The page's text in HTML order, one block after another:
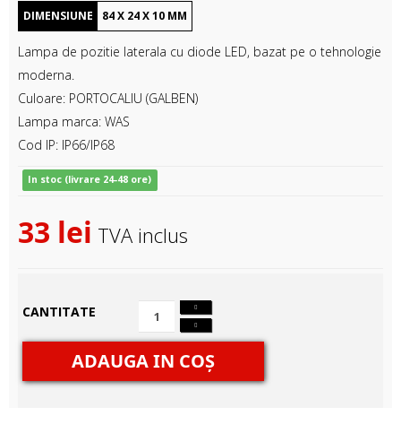
DIMENSIUNE 84X 24X10 MM
Lampa de pozitie laterala cu diode LED, bazat pe o tehnologie
moderna.
Culoare: PORTOCALIU (GALBEN)
Lampa marca: WAS
Cod IP: IP66/IP68
In stoc (livrare 24-48 ore)
33 lei TVA inclus
CANTITATE
ADAUGA IN COŞ